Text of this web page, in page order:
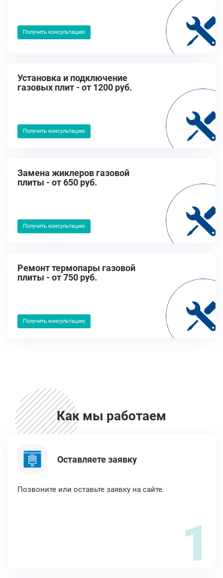
Получить консультацию
Установка и подключение
газовых плит - от 1200 руб.
Получить консультацию
Замена жиклеров газовой
плиты - от 650 руб.
Получить консультацию
Ремонт термопары газовой
плиты - от 750 руб.
Получить консультацию
Как мы работаем
Оставляете заявку
Позвоните или оставьте заявку на сайте.
1